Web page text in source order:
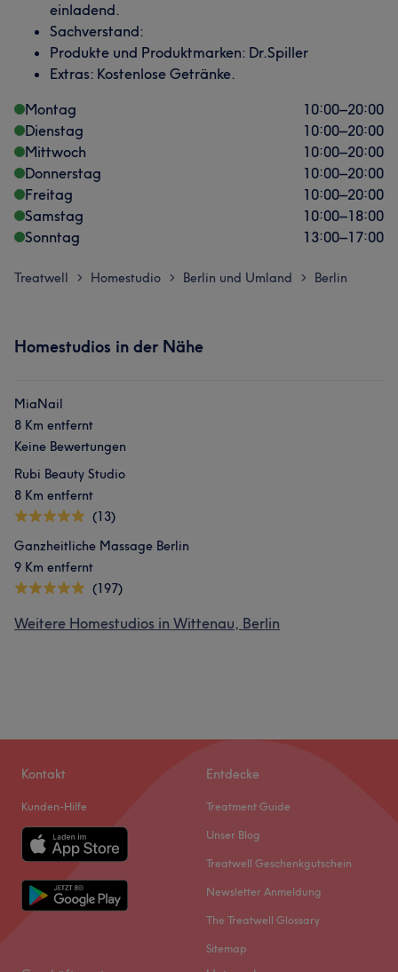
einladend.
Sachverstand:
Produkte und Produktmarken: Dr.Spiller
Extras: Kostenlose Getränke.
Montag
10:00–20:00
Dienstag
10:00–20:00
Mittwoch
10:00–20:00
Donnerstag
10:00–20:00
Freitag
10:00–20:00
Samstag
10:00–18:00
Sonntag
13:00–17:00
Treatwell > Homestudio > Berlin und Umland > Berlin
Homestudios in der Nähe
MiaNail
8 Km entfernt
Keine Bewertungen
Rubi Beauty Studio
8 Km entfernt
(13)
Ganzheitliche Massage Berlin
9 Km entfernt
(197)
Weitere Homestudios in Wittenau, Berlin
Kontakt
Kunden-Hilfe
Entdecke
Treatment Guide
Unser Blog
Treatwell Geschenkgutschein
Newsletter Anmeldung
The Treatwell Glossary
Sitemap